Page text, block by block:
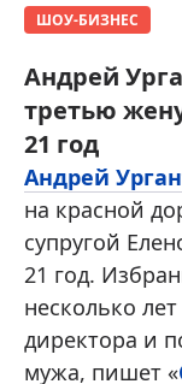
ШОУ-БИЗНЕС
Андрей
третью
21 год
Андрей
на красной
супругой
21 год.
несколько
директора и
мужа, пишет «